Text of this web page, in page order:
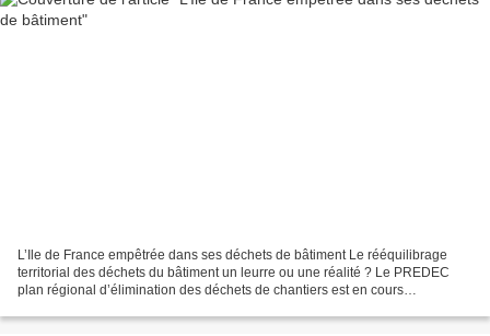
L’Ile de France empêtrée dans ses déchets de bâtiment Le rééquilibrage
territorial des déchets du bâtiment un leurre ou une réalité ? Le PREDEC
plan régional d’élimination des déchets de chantiers est en cours